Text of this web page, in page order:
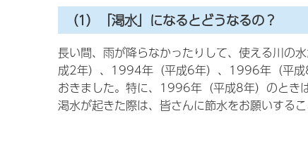
（1）「渇水」になるとどうなるの？
長い間、雨が降らなかったりして、使える川
成2年）、1994年（平成6年）、1996年（平
おきました。特に、1996年（平成8年）のとき
渇水が起きた際は、皆さんに節水をお願いするこ